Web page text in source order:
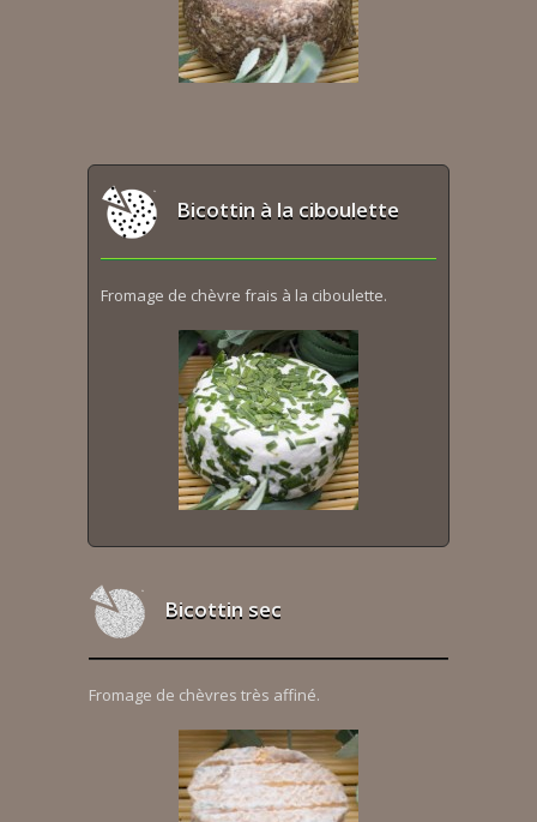
Bicottin à la ciboulette
Fromage de chèvre frais à la ciboulette.
Bicottin sec
Fromage de chèvres très affiné.